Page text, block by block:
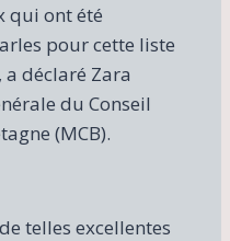
qui ont été
pour cette liste
a déclaré Zara
du Conseil
(MCB).
telles excellentes